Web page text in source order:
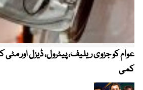
عوام کو جزوی ریلیف، پیٹرول، ڈیزل اور
کمی